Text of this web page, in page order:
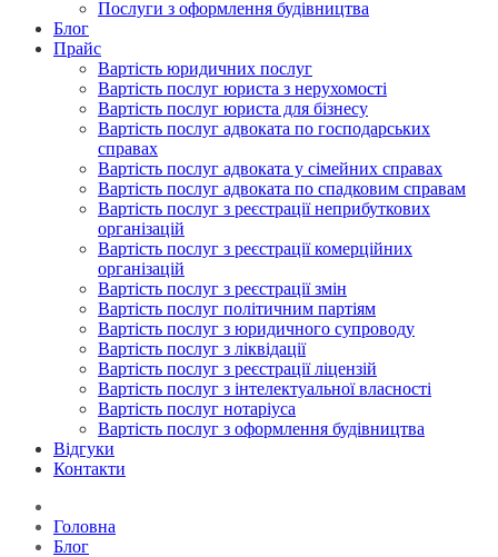
Послуги з оформлення будівництва
Блог
Прайс
Вартість юридичних послуг
Вартість послуг юриста з нерухомості
Вартість послуг юриста для бізнесу
Вартість послуг адвоката по господарських
справах
Вартість послуг адвоката у сімейних справах
Вартість послуг адвоката по спадковим справам
Вартість послуг з реєстрації неприбуткових
організацій
Вартість послуг з реєстрації комерційних
організацій
Вартість послуг з реєстрації змін
Вартість послуг політичним партіям
Вартість послуг з юридичного супроводу
Вартість послуг з ліквідації
Вартість послуг з реєстрації ліцензій
Вартість послуг з інтелектуальної власності
Вартість послуг нотаріуса
Вартість послуг з оформлення будівництва
Відгуки
Контакти
Головна
Блог